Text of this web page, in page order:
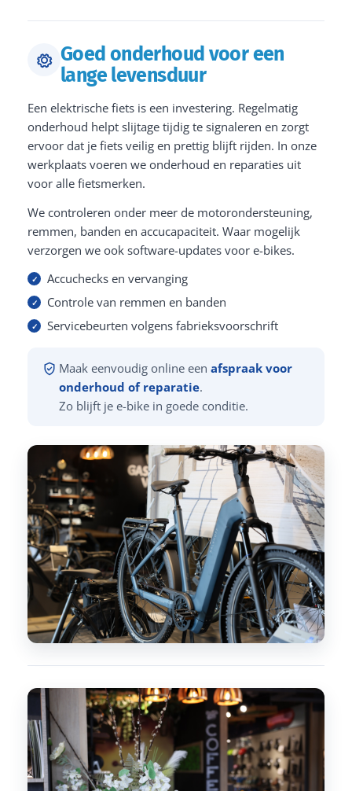
Goed onderhoud voor een
lange levensduur
Een elektrische fiets is een investering. Regelmatig
onderhoud helpt slijtage tijdig te signaleren en zorgt
ervoor dat je fiets veilig en prettig blijft rijden. In onze
werkplaats voeren we onderhoud en reparaties uit
voor alle fietsmerken.
We controleren onder meer de motorondersteuning,
remmen, banden en accucapaciteit. Waar mogelijk
verzorgen we ook software-updates voor e-bikes.
Accuchecks en vervanging
Controle van remmen en banden
Servicebeurten volgens fabrieksvoorschrift
Maak eenvoudig online een afspraak voor
onderhoud of reparatie.
Zo blijft je e-bike in goede conditie.